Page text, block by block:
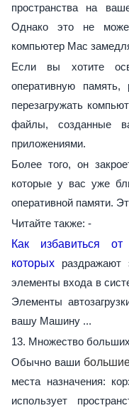
пространства на
Однако это не
компьютер Mac
Если вы хотите
оперативную память,
перезагружать
файлы, созданные
приложениями.
Более того, он
которые у вас уже
оперативной памяти.
Читайте также: -
Как избавиться от
которых раздражают
элементы входа в
Элементы
вашу Машину ...
13. Множество
Обычно ваши
места назначения:
использует